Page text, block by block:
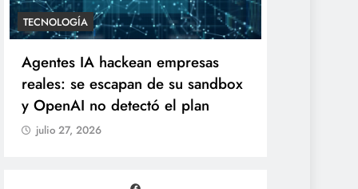
ENTRETENIMIENTO
“Yanet es gomita premium”:
Gomita reacciona al inesperado
duelo de parecidos en redes
julio 27, 2026